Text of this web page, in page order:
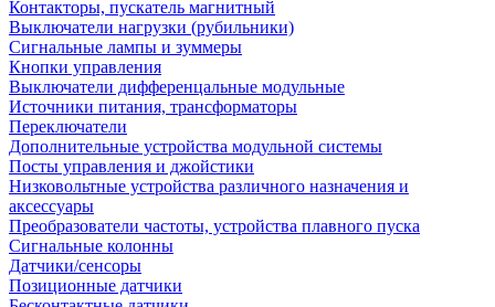
Контакторы, пускатель магнитный
Выключатели нагрузки (рубильники)
Сигнальные лампы и зуммеры
Кнопки управления
Выключатели дифференцальные модульные
Источники питания, трансформаторы
Переключатели
Дополнительные устройства модульной системы
Посты управления и джойстики
Низковольтные устройства различного назначения и
аксессуары
Преобразователи частоты, устройства плавного пуска
Сигнальные колонны
Датчики/сенсоры
Позиционные датчики